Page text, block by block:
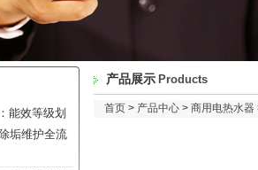
能效等级划
垢维护全流
产品展示 Products
首页 > 产品中心 > 商用电热水器